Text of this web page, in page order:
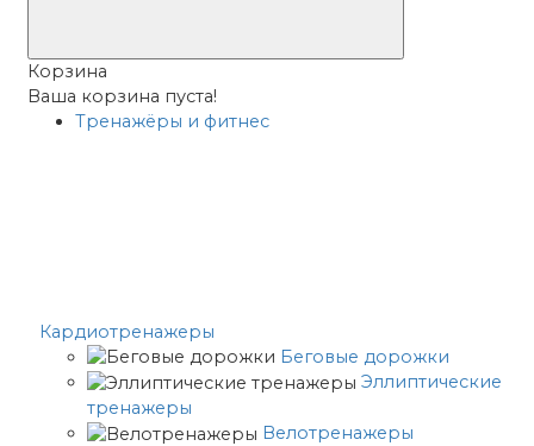
Корзина
Ваша корзина пуста!
Тренажёры и фитнес
Кардиотренажеры
Беговые дорожки
Эллиптические
тренажеры
Велотренажеры